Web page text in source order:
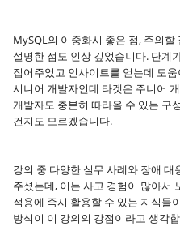
MySQL의 이중화시 좋은 점, 주의
설명한 점도 인상 깊었습니다. 단계
집어주었고 인사이트를 얻는데 도
시니어 개발자인데 타겟은 주니어
개발자도 충분히 따라올 수 있는 구
건지도 모르겠습니다.
강의 중 다양한 실무 사례와 장애 대
주셨는데, 이는 사고 경험이 많아서
적용에 즉시 활용할 수 있는 지식들
방식이 이 강의의 강점이라고 생각